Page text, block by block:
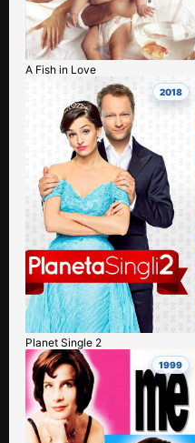
A Fish in Love
2018
Planet Single 2
1999